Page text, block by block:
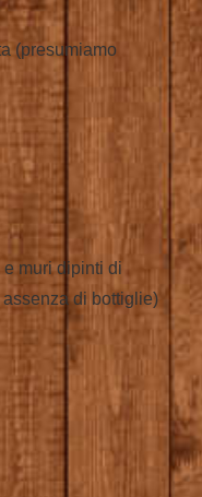
(presumiamo
muri dipinti di
di bottiglie)